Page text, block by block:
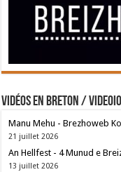
Vidéos en breton /
Manu Mehu - Brezhoweb
21 juillet 2026
An Hellfest - 4 Munud e
13 juillet 2026